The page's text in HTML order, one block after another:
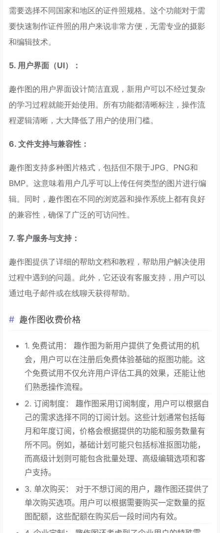
需要选择不同国家和地区的证件照规格。这个功能对于需
要快速制作证件照的用户来说非常方便，无需专业的摄影
和编辑技术。
5. 用户界面（UI）：
趣作图的用户界面设计简洁直观，新用户可以不经过复杂
的学习过程就能开始使用。所有功能都清晰标注，操作流
程逻辑清晰，大大降低了用户的使用门槛。
6. 文件支持与兼容性：
趣作图支持多种图片格式，包括但不限于JPG、PNG和
BMP。这意味着用户几乎可以上传任何类型的图片进行编
辑。同时，趣作图在不同的浏览器和操作系统上都有良好
的兼容性，确保了广泛的可访问性。
7. 客户服务与支持：
趣作图提供了详细的帮助文档和教程，帮助用户解决使用
过程中遇到的问题。此外，它还设有客服支持，用户可以
通过电子邮件或在线聊天获得帮助。
趣作图收费价格
1. 免费试用： 趣作图为新用户提供了免费试用的机
会，用户可以在注册后免费体验基础的抠图功能。这
个免费试用不仅允许用户评估工具的效果，还能让他
们熟悉操作流程。
2. 订阅制度： 趣作图采用订阅制度，用户可以根据自
己的需求选择不同的订阅计划。这些计划通常包括每
月和年度订阅，价格会根据提供的功能和服务数量有
所不同。例如，基础计划可能只包括标准抠图功能，
而高级计划则可能包含批量处理、高级编辑选项和客
户支持。
3. 单次购买： 对于不想订阅的用户，趣作图还提供了
单次购买选项。用户可以根据需要购买一定数量的抠
图配额，这些配额在购买后一段时间内有效。